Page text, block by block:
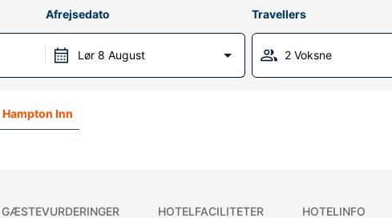
Afrejsedato
Lør 8 August
Travellers
2 Voksne
Hampton Inn
GÆSTEVURDERINGER HOTELFACILITETER HOTELINFO